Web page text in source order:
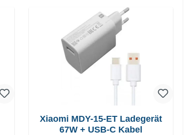
Xiaomi MDY-15-ET Ladegerät
67W + USB-C Kabel